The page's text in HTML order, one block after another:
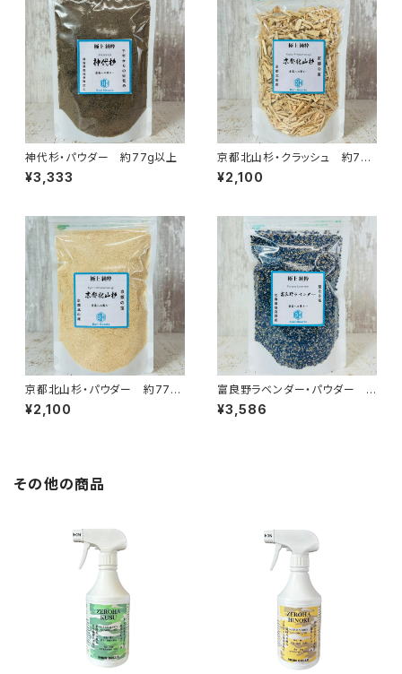
神代杉・パウダー 約77g以上
¥3,333
京都北山杉・クラッシュ 約77g
以上
¥2,100
京都北山杉・パウダー 約77g
以上
¥2,100
富良野ラベンダー・パウダー
約77g以上
¥3,586
その他の商品